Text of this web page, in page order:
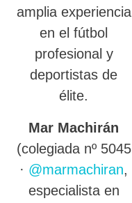
amplia experiencia
en el fútbol
profesional y
deportistas de
élite.
Mar Machirán
(colegiada nº 5045
· @marmachiran,
especialista en